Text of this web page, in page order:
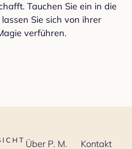
Tauchen Sie ein in die
Sie sich von ihrer
verführen.
Über P. M. Kontakt